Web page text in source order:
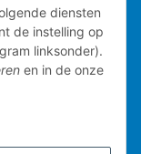
diensten
de instelling op
linksonder).
en in de onze